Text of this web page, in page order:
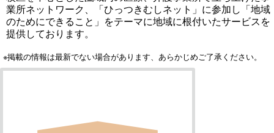
業所ネットワーク、「ひっつきむしネット」に参加し「地域
のためにできること」をテーマに地域に根付いたサービスを
提供しております。
※掲載の情報は最新でない場合があります、あらかじめご了承ください。